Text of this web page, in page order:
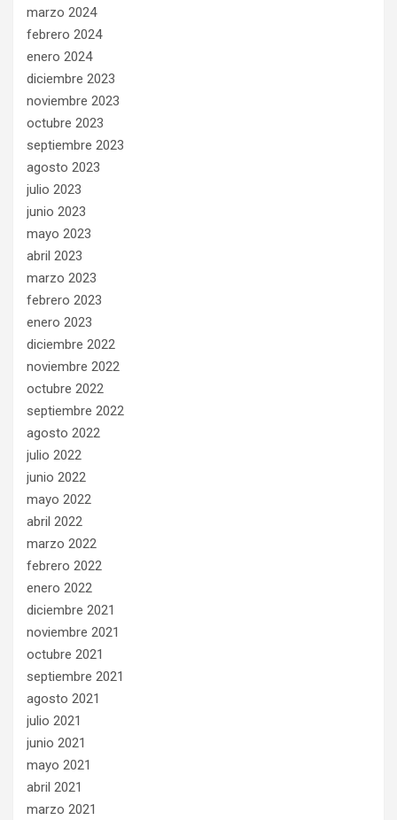
marzo 2024
febrero 2024
enero 2024
diciembre 2023
noviembre 2023
octubre 2023
septiembre 2023
agosto 2023
julio 2023
junio 2023
mayo 2023
abril 2023
marzo 2023
febrero 2023
enero 2023
diciembre 2022
noviembre 2022
octubre 2022
septiembre 2022
agosto 2022
julio 2022
junio 2022
mayo 2022
abril 2022
marzo 2022
febrero 2022
enero 2022
diciembre 2021
noviembre 2021
octubre 2021
septiembre 2021
agosto 2021
julio 2021
junio 2021
mayo 2021
abril 2021
marzo 2021